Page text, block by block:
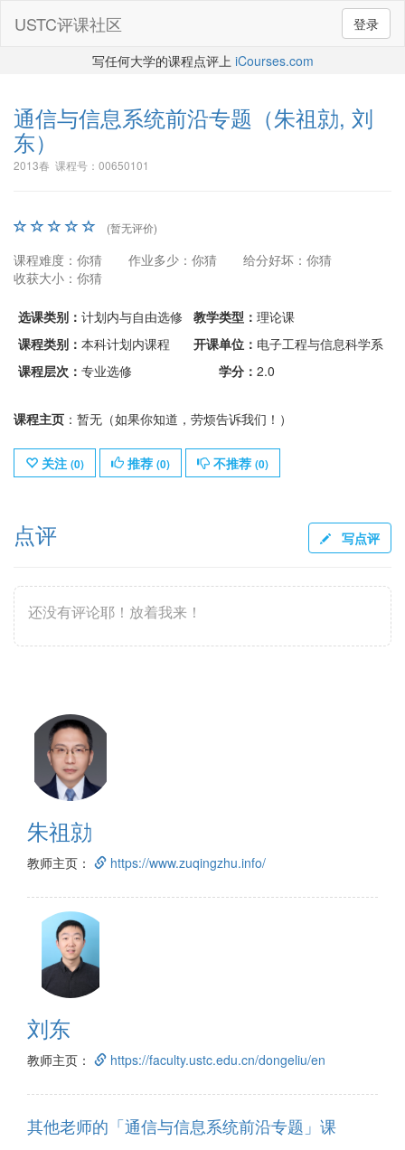
登录
USTC评课社区
写任何大学的课程点评上 iCourses.com
通信与信息系统前沿专题 （朱祖勍, 刘
东）
2013春 课程号：00650101
(暂无评价)
课程难度：你猜 作业多少：你猜
给分好坏：你猜
收获大小：你猜
选课类别： 计划内与自由选修 教学类型： 理论课
课程类别： 本科计划内课程 开课单位： 电子工程与信息科学系
课程层次： 专业选修 学分： 2.0
课程主页 ：暂无（如果你知道，劳烦告诉我们！）
关注 (0) 推荐 (0) 不推荐 (0)
点评 写点评
还没有评论耶！放着我来！
朱祖勍
教师主页： https://www.zuqingzhu.info/
刘东
教师主页： https://faculty.ustc.edu.cn/dongeliu/en
其他老师的「通信与信息系统前沿专题」课